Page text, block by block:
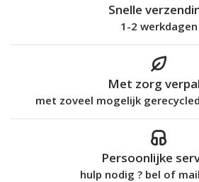
Snelle
1-2 werkdagen
Met zorg
met zoveel mogelijk
Persoonlijke
hulp nodig ? bel of